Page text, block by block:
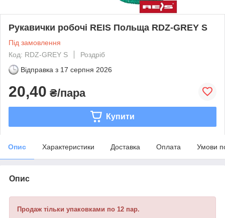
Рукавички робочі REIS Польща RDZ-GREY S
Під замовлення
Код: RDZ-GREY S
Роздріб
Відправка з 17 серпня 2026
20,40 ₴/пара
Купити
Опис Характеристики Доставка Оплата Умови
Опис
Продаж тільки упаковками по 12 пар.